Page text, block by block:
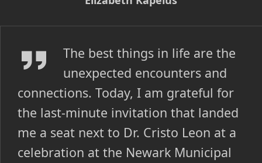
Angelica Ogando
The best things in life are the
unexpected encounters and
connections. Today, I am grateful for
the last-minute invitation that landed
me a seat next to Dr. Cristo Leon at a
celebration at the Newark Municipal